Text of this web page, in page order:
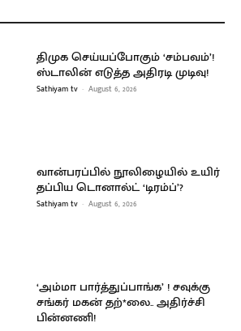
திமுக செய்யப்போகும் ‘சம்பவம்’!
ஸ்டாலின் எடுத்த அதிரடி முடிவு!
Sathiyam tv - August 6, 2026
வான்பரப்பில் நூலிழையில் உயிர்
தப்பிய டொனால்ட் ‘டிரம்ப்’?
Sathiyam tv - August 6, 2026
‘அம்மா பார்த்துப்பாங்க’ ! சவுக்கு
சங்கர் மகன் தற்*லை.. அதிர்ச்சி
பின்னணி!